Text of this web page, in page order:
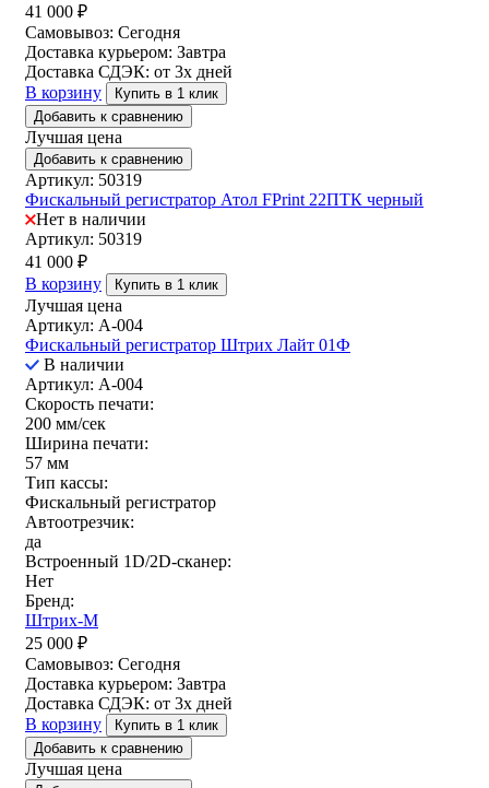
41 000 ₽
Самовывоз: Сегодня
Доставка курьером: Завтра
Доставка СДЭК: от 3х дней
В корзину
Купить в 1 клик
Добавить к сравнению
Лучшая цена
Добавить к сравнению
Артикул: 50319
Фискальный регистратор Атол FPrint 22ПТК черный
Нет в наличии
Артикул: 50319
41 000 ₽
В корзину
Купить в 1 клик
Лучшая цена
Артикул: A-004
Фискальный регистратор Штрих Лайт 01Ф
В наличии
Артикул: A-004
Скорость печати:
200 мм/сек
Ширина печати:
57 мм
Тип кассы:
Фискальный регистратор
Автоотрезчик:
да
Встроенный 1D/2D-сканер:
Нет
Бренд:
Штрих-М
25 000 ₽
Самовывоз: Сегодня
Доставка курьером: Завтра
Доставка СДЭК: от 3х дней
В корзину
Купить в 1 клик
Добавить к сравнению
Лучшая цена